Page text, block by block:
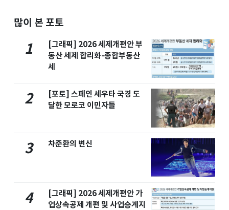
많이 본 포토
1
[그래픽] 2026 세제개편안 부
동산 세제 합리화-종합부동산
세
2
[포토] 스페인 세우타 국경 도
달한 모로코 이민자들
3 차준환의 변신
4
[그래픽] 2026 세제개편안 가
업상속공제 개편 및 사업승계지